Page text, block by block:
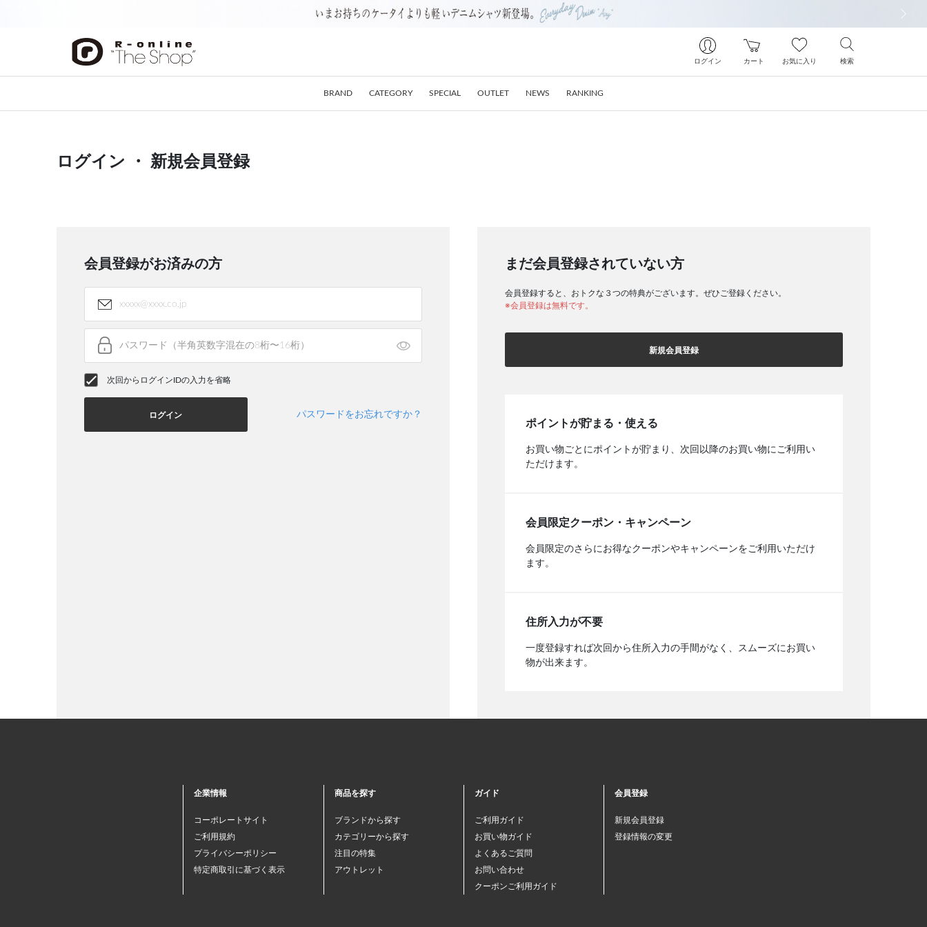
ログイン カート お気に入り 検索
BRAND CATEGORY SPECIAL OUTLET NEWS RANKING
ログイン ・ 新規会員登録
会員登録がお済みの方
次回からログインIDの入力を省略
ログイン パスワードをお忘れですか？
まだ会員登録されていない方
会員登録すると、おトクな３つの特典がございます。ぜひご登録ください。
※会員登録は無料です。
新規会員登録
ポイントが貯まる・使える
お買い物ごとにポイントが貯まり、次回以降のお買い物にご利用い
ただけます。
会員限定クーポン・キャンペーン
会員限定のさらにお得なクーポンやキャンペーンをご利用いただけ
ます。
住所入力が不要
一度登録すれば次回から住所入力の手間がなく、スムーズにお買い
物が出来ます。
企業情報
コーポレートサイト
ご利用規約
プライバシーポリシー
特定商取引に基づく表示
商品を探す
ブランドから探す
カテゴリーから探す
注目の特集
アウトレット
ガイド
ご利用ガイド
お買い物ガイド
よくあるご質問
お問い合わせ
クーポンご利用ガイド
会員登録
新規会員登録
登録情報の変更